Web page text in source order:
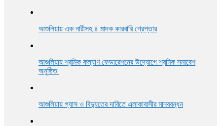
আশুলিয়ায় এক নারীসহ ৪ মাদক কারবারি গ্রেপ্তার
আশুলিয়ায় শ্রমিক কল্যাণ ফেডারেশনের উদ্যোগে শ্রমিক সমাবেশ
অনুষ্ঠিত
আশুলিয়ায় গ্যাস ও বিদ্যুতের দাবিতে এলাকাবাসীর মানববন্ধন